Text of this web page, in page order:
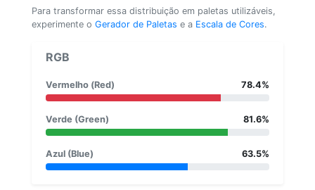
Para transformar essa distribuição em paletas utilizáveis,
experimente o Gerador de Paletas e a Escala de Cores.
RGB
Vermelho (Red) 78.4%
Verde (Green) 81.6%
Azul (Blue) 63.5%